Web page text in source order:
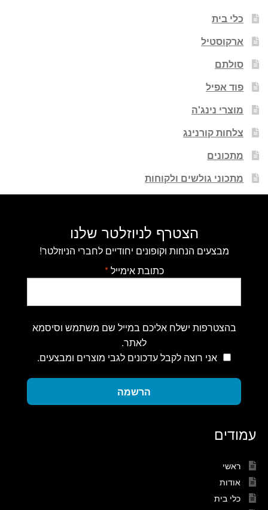
כלי בית
ארקוסטיל
סולתם
פוד אפיל
מוצרי נינג'ה
צלחות קורנינג
מתכונים
מתכוני גולשים ולקוחות
הצטרף לניוזלטר שלנו
מבצעים הנחות וקופונים יחודיים לחברי הניוזלטר!
כתובת אימייל*
בהצטרפות ישלח אליכם במייל שם משתמש וסיסמא
לאתר.
אני רוצה לקבל עדכונים לגבי מוצרים ומבצעים.
הרשמה
עמודים
ראשי
אודות
כלי בית